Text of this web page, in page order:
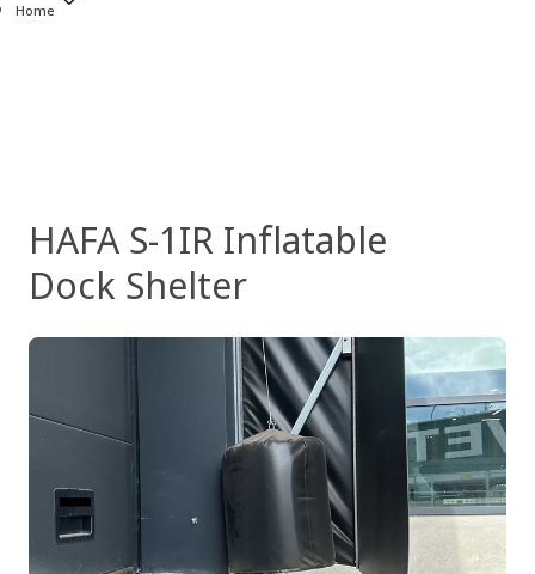
Home
HAFA S-1IR Inflatable
Dock Shelter